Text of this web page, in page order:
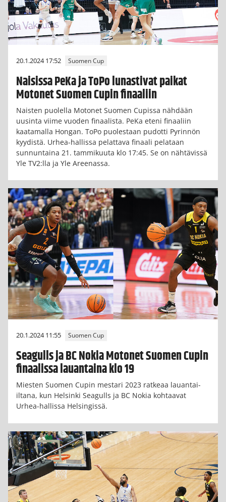
20.1.2024 17:52 Suomen Cup
Naisissa PeKa ja ToPo lunastivat paikat
Motonet Suomen Cupin finaaliin
Naisten puolella Motonet Suomen Cupissa nähdään
uusinta viime vuoden finaalista. PeKa eteni finaaliin
kaatamalla Hongan. ToPo puolestaan pudotti Pyrinnön
kyydistä. Urhea-hallissa pelattava finaali pelataan
sunnuntaina 21. tammikuuta klo 17:45. Se on nähtävissä
Yle TV2:lla ja Yle Areenassa.
20.1.2024 11:55 Suomen Cup
Seagulls ja BC Nokia Motonet Suomen Cupin
finaalissa lauantaina klo 19
Miesten Suomen Cupin mestari 2023 ratkeaa lauantai-
iltana, kun Helsinki Seagulls ja BC Nokia kohtaavat
Urhea-hallissa Helsingissä.